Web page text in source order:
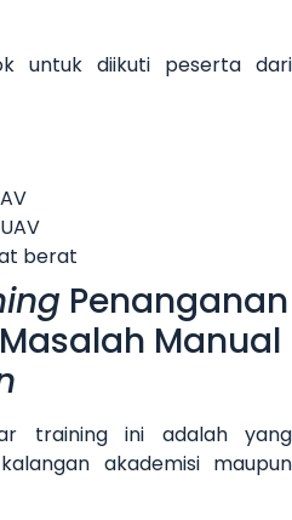
untuk diikuti peserta dari
berat
Penanganan
Manual
training ini adalah yang
akademisi maupun